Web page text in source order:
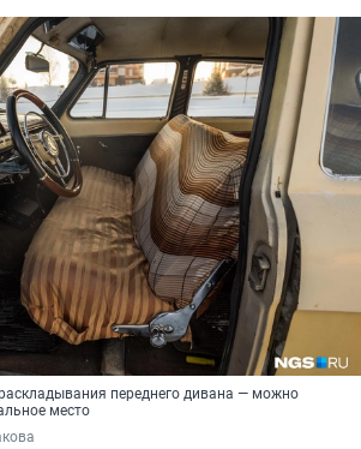
переднего дивана — можно
место